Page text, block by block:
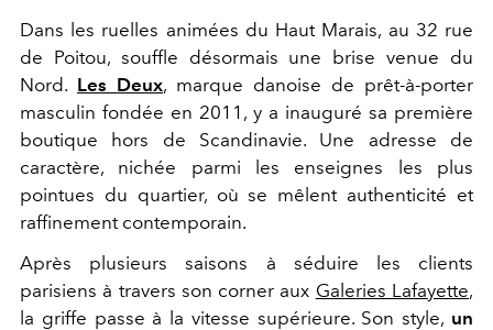
Dans les ruelles animées du Haut Marais, au 32 rue
de Poitou, souffle désormais une brise venue du
Nord. Les Deux, marque danoise de prêt-à-porter
masculin fondée en 2011, y a inauguré sa première
boutique hors de Scandinavie. Une adresse de
caractère, nichée parmi les enseignes les plus
pointues du quartier, où se mêlent authenticité et
raffinement contemporain.
Après plusieurs saisons à séduire les clients
parisiens à travers son corner aux Galeries Lafayette,
la griffe passe à la vitesse supérieure. Son style, un